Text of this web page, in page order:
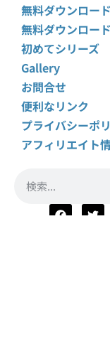
無料ダウンロ
無料ダウンロ
初めてシリーズ
Gallery
お問合せ
便利なリンク
プライバシーポ
アフィリエイト